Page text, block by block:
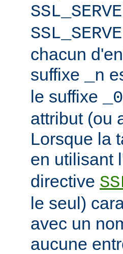
chacun
suffixe
_n
le suffixe
_0
attribut (ou
Lorsque la
en utilisant
directive
le seul)
avec un
aucune